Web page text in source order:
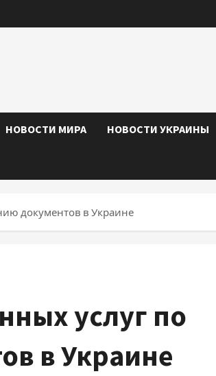
НОВОСТИ МИРА НОВОСТИ УКРАИНЫ
документов в Украине
услуг по
в Украине